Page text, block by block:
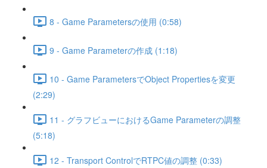
8 - Game Parametersの使用 (0:58)
9 - Game Parameterの作成 (1:18)
10 - Game ParametersでObject Propertiesを変更
(2:29)
11 - グラフビューにおけるGame Parameterの調整
(5:18)
12 - Transport ControlでRTPC値の調整 (0:33)